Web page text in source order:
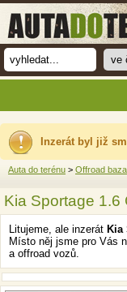
Inzerát byl již
Auta do terénu > Offroad
Kia Sportage 1.6
Litujeme, ale inzerát Kia
Místo něj jsme pro Vás
a offroad vozů.